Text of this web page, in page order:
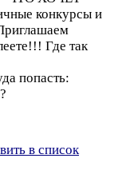
конкурсы и
Где так
попасть:
в список